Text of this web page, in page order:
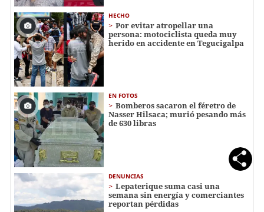
HECHO
Por evitar atropellar una
persona: motociclista queda muy
herido en accidente en Tegucigalpa
EN FOTOS
Bomberos sacaron el féretro de
Nasser Hilsaca; murió pesando más
de 630 libras
DENUNCIAS
Lepaterique suma casi una
semana sin energía y comerciantes
reportan pérdidas